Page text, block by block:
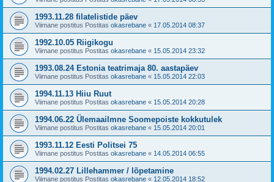
1993.11.28 filatelistide päev
Viimane postitus Postitas okasrebane « 17.05.2014 08:37
1992.10.05 Riigikogu
Viimane postitus Postitas okasrebane « 15.05.2014 23:32
1993.08.24 Estonia teatrimaja 80. aastapäev
Viimane postitus Postitas okasrebane « 15.05.2014 22:03
1994.11.13 Hiiu Ruut
Viimane postitus Postitas okasrebane « 15.05.2014 20:28
1994.06.22 Ülemaailmne Soomepoiste kokkutulek
Viimane postitus Postitas okasrebane « 15.05.2014 20:01
1993.11.12 Eesti Politsei 75
Viimane postitus Postitas okasrebane « 14.05.2014 06:55
1994.02.27 Lillehammer / lõpetamine
Viimane postitus Postitas okasrebane « 12.05.2014 18:52